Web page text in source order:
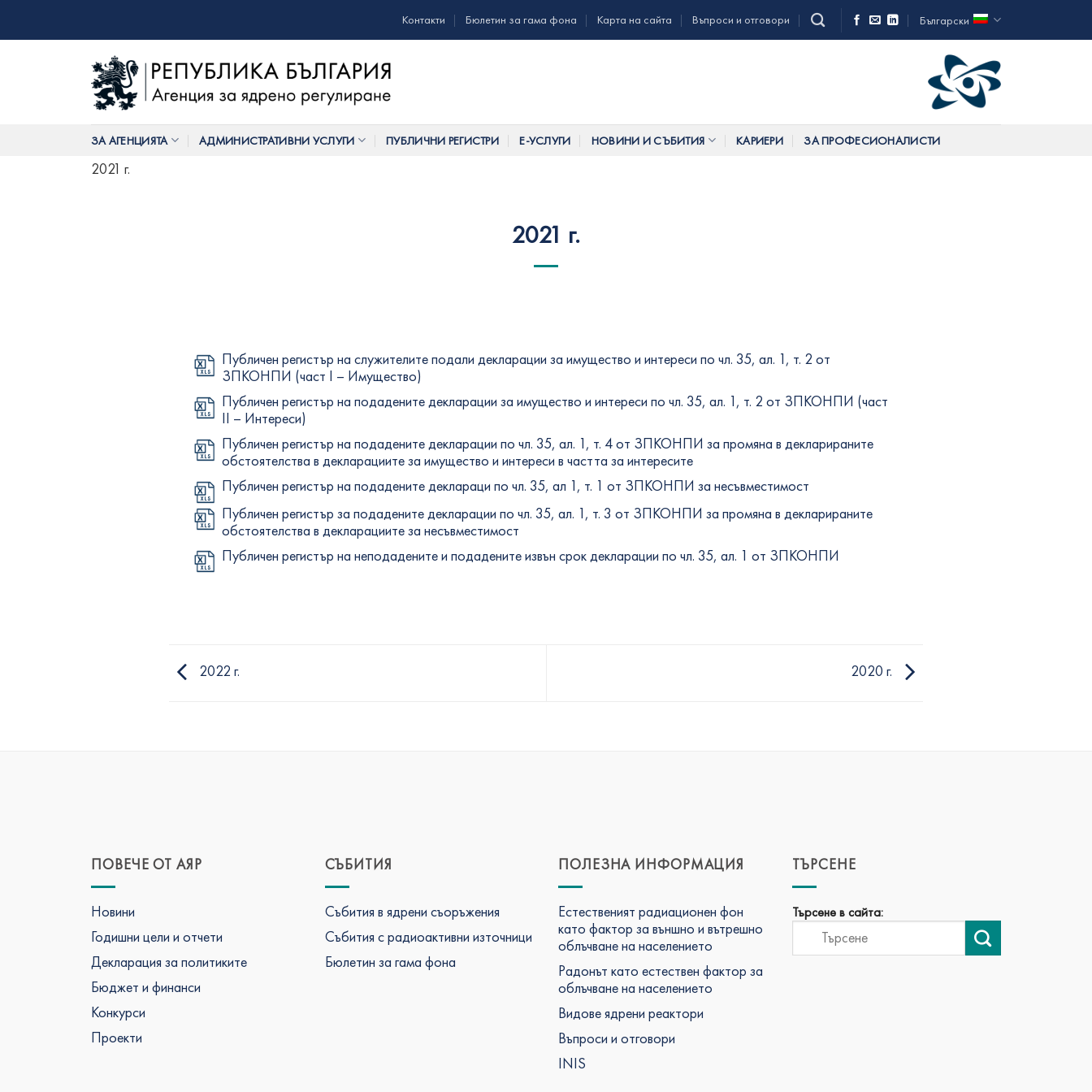
Контакти Бюлетин за гама фона Карта на сайта Въпроси и отговори Български
ЗА АГЕНЦИЯТА АДМИНИСТРАТИВНИ УСЛУГИ ПУБЛИЧНИ РЕГИСТРИ Е-УСЛУГИ НОВИНИ И СЪБИТИЯ КАРИЕРИ ЗА ПРОФЕСИОНАЛИСТИ
2021 г.
2021 г.
Публичен регистър на служителите подали декларации за имущество и интереси по чл. 35, ал. 1, т. 2 от
ЗПКОНПИ (част I – Имущество)
Публичен регистър на подадените декларации за имущество и интереси по чл. 35, ал. 1, т. 2 от ЗПКОНПИ (част
II – Интереси)
Публичен регистър на подадените декларации по чл. 35, ал. 1, т. 4 от ЗПКОНПИ за промяна в декларираните
обстоятелства в декларациите за имущество и интереси в частта за интересите
Публичен регистър на подадените деклараци по чл. 35, ал 1, т. 1 от ЗПКОНПИ за несъвместимост
Публичен регистър за подадените декларации по чл. 35, ал. 1, т. 3 от ЗПКОНПИ за промяна в декларираните
обстоятелства в декларациите за несъвместимост
Публичен регистър на неподадените и подадените извън срок декларации по чл. 35, ал. 1 от ЗПКОНПИ
2022 г. 2020 г.
ПОВЕЧЕ ОТ АЯР
Новини
Годишни цели и отчети
Декларация за политиките
Бюджет и финанси
Конкурси
Проекти
СЪБИТИЯ
Събития в ядрени съоръжения
Събития с радиоактивни източници
Бюлетин за гама фона
ПОЛЕЗНА ИНФОРМАЦИЯ
Естественият радиационен фон
като фактор за външно и вътрешно
облъчване на населението
Радонът като естествен фактор за
облъчване на населението
Видове ядрени реактори
Въпроси и отговори
INIS
ТЪРСЕНЕ
Търсене в сайта: